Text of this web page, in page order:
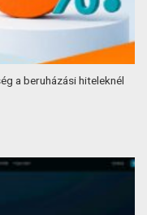
a beruházási hiteleknél